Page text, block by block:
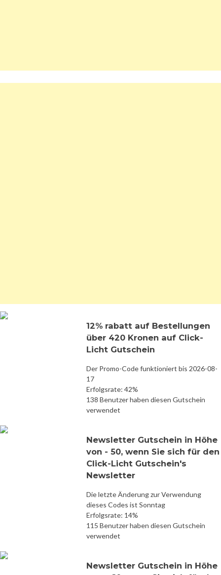
12% rabatt auf Bestellungen
über 420 Kronen auf Click-
Licht Gutschein
Der Promo-Code funktioniert bis 2026-08-
17
Erfolgsrate: 42%
138 Benutzer haben diesen Gutschein
verwendet
Newsletter Gutschein in Höhe
von - 50, wenn Sie sich für den
Click-Licht Gutschein's
Newsletter
Die letzte Änderung zur Verwendung
dieses Codes ist Sonntag
Erfolgsrate: 14%
115 Benutzer haben diesen Gutschein
verwendet
Newsletter Gutschein in Höhe